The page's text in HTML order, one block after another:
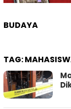
BUDAYA
TAG: